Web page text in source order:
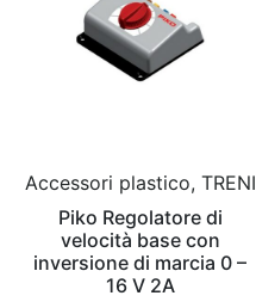
Accessori plastico, TRENI
Piko Regolatore di
velocità base con
inversione di marcia 0 –
16 V 2A